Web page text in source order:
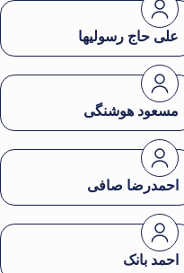
علی حاج رسولیها
مسعود هوشنگی
احمدرضا صافی
احمد بانک